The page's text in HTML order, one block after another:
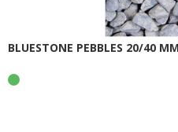
BLUESTONE PEBBLES 20/40